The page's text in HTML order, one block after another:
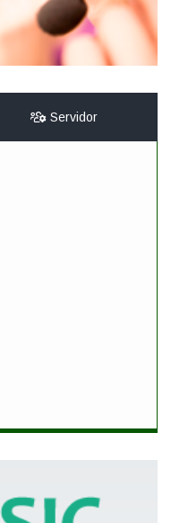
Servidor